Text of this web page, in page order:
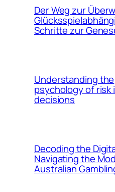
Der Weg zur
Schritte zur
Understanding the
psychology of risk
decisions
Decoding the
Navigating the
Australian